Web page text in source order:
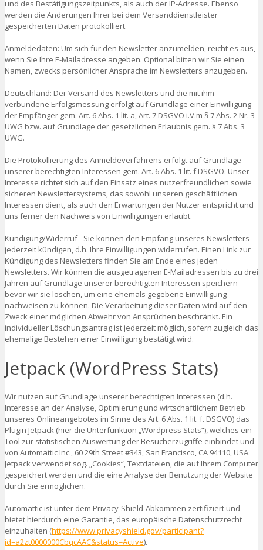
und des Bestätigungszeitpunkts, als auch der IP-Adresse. Ebenso
werden die Änderungen Ihrer bei dem Versanddienstleister
gespeicherten Daten protokolliert.
Anmeldedaten: Um sich für den Newsletter anzumelden, reicht es aus,
wenn Sie Ihre E-Mailadresse angeben. Optional bitten wir Sie einen
Namen, zwecks persönlicher Ansprache im Newsletters anzugeben.
Deutschland: Der Versand des Newsletters und die mit ihm
verbundene Erfolgsmessung erfolgt auf Grundlage einer Einwilligung
der Empfänger gem. Art. 6 Abs. 1 lit. a, Art. 7 DSGVO i.V.m § 7 Abs. 2 Nr. 3
UWG bzw. auf Grundlage der gesetzlichen Erlaubnis gem. § 7 Abs. 3
UWG.
Die Protokollierung des Anmeldeverfahrens erfolgt auf Grundlage
unserer berechtigten Interessen gem. Art. 6 Abs. 1 lit. f DSGVO. Unser
Interesse richtet sich auf den Einsatz eines nutzerfreundlichen sowie
sicheren Newslettersystems, das sowohl unseren geschäftlichen
Interessen dient, als auch den Erwartungen der Nutzer entspricht und
uns ferner den Nachweis von Einwilligungen erlaubt.
Kündigung/Widerruf - Sie können den Empfang unseres Newsletters
jederzeit kündigen, d.h. Ihre Einwilligungen widerrufen. Einen Link zur
Kündigung des Newsletters finden Sie am Ende eines jeden
Newsletters. Wir können die ausgetragenen E-Mailadressen bis zu drei
Jahren auf Grundlage unserer berechtigten Interessen speichern
bevor wir sie löschen, um eine ehemals gegebene Einwilligung
nachweisen zu können. Die Verarbeitung dieser Daten wird auf den
Zweck einer möglichen Abwehr von Ansprüchen beschränkt. Ein
individueller Löschungsantrag ist jederzeit möglich, sofern zugleich das
ehemalige Bestehen einer Einwilligung bestätigt wird.
Jetpack (WordPress Stats)
Wir nutzen auf Grundlage unserer berechtigten Interessen (d.h.
Interesse an der Analyse, Optimierung und wirtschaftlichem Betrieb
unseres Onlineangebotes im Sinne des Art. 6 Abs. 1 lit. f. DSGVO) das
Plugin Jetpack (hier die Unterfunktion „Wordpress Stats“), welches ein
Tool zur statistischen Auswertung der Besucherzugriffe einbindet und
von Automattic Inc., 60 29th Street #343, San Francisco, CA 94110, USA.
Jetpack verwendet sog. „Cookies“, Textdateien, die auf Ihrem Computer
gespeichert werden und die eine Analyse der Benutzung der Website
durch Sie ermöglichen.
Automattic ist unter dem Privacy-Shield-Abkommen zertifiziert und
bietet hierdurch eine Garantie, das europäische Datenschutzrecht
einzuhalten (https://www.privacyshield.gov/participant?
id=a2zt0000000CbqcAAC&status=Active).